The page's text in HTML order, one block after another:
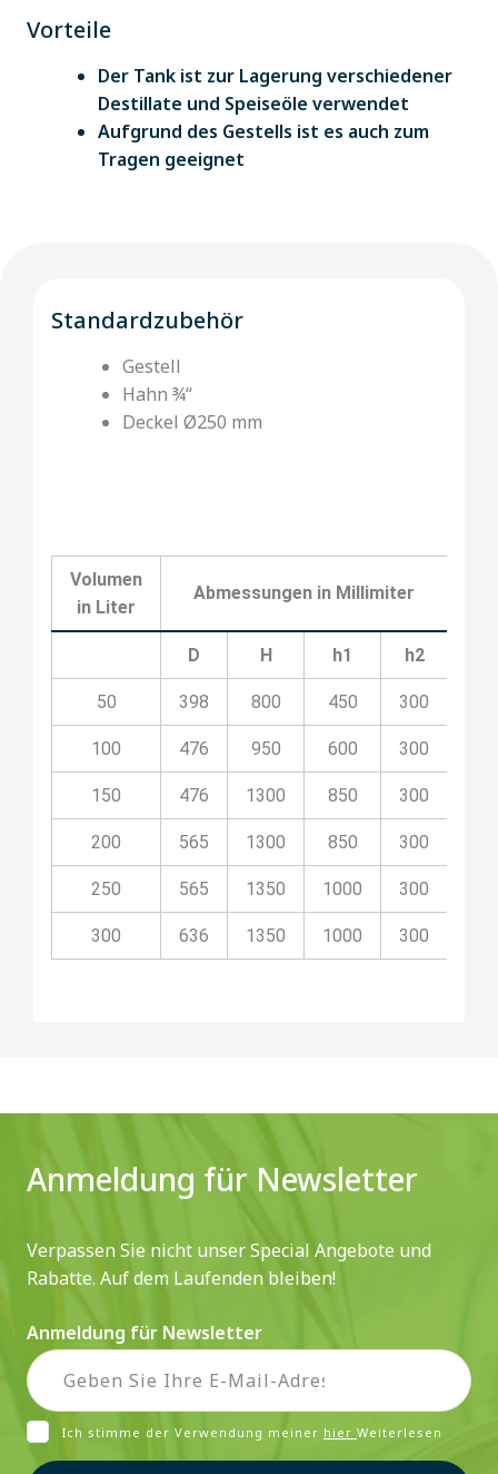
Vorteile
Der Tank ist zur Lagerung verschiedener
Destillate und Speiseöle verwendet
Aufgrund des Gestells ist es auch zum
Tragen geeignet
Standardzubehör
Gestell
Hahn ¾“
Deckel Ø250 mm
Volumen
in Liter
Abmessungen in Millimiter
D H h1 h2
50 398 800 450 300
100 476 950 600 300
150 476 1300 850 300
200 565 1300 850 300
250 565 1350 1000 300
300 636 1350 1000 300
Anmeldung für Newsletter
Verpassen Sie nicht unser Special Angebote und
Rabatte. Auf dem Laufenden bleiben!
Anmeldung für Newsletter
Ich stimme der Verwendung meiner hier Weiterlesen